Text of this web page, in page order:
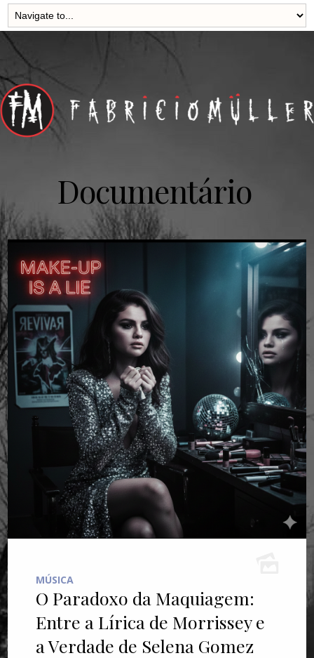
Documentário
MÚSICA
O Paradoxo da Maquiagem:
Entre a Lírica de Morrissey e
a Verdade de Selena Gomez